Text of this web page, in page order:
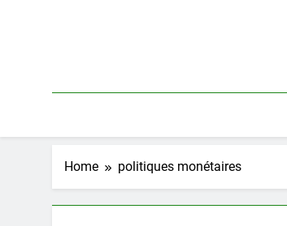
Home politiques monétaires